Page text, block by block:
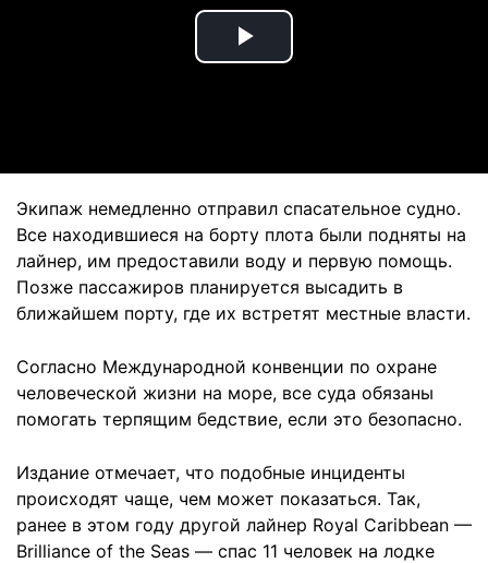
Play
Экипаж немедленно отправил спасательное судно.
Все находившиеся на борту плота были подняты на
лайнер, им предоставили воду и первую помощь.
Позже пассажиров планируется высадить в
ближайшем порту, где их встретят местные власти.
Согласно Международной конвенции по охране
человеческой жизни на море, все суда обязаны
помогать терпящим бедствие, если это безопасно.
Издание отмечает, что подобные инциденты
происходят чаще, чем может показаться. Так,
ранее в этом году другой лайнер Royal Caribbean —
Brilliance of the Seas — спас 11 человек на лодке